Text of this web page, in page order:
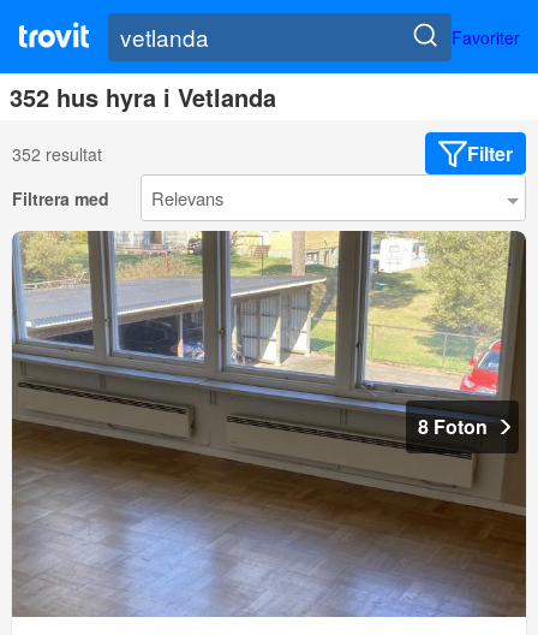
Favoriter
352 hus hyra i Vetlanda
352 resultat Filter
Filtrera med
8 Foton